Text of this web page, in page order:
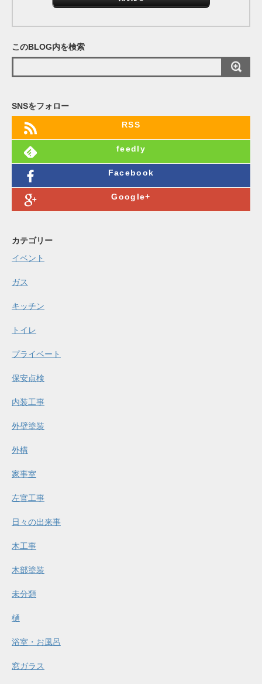
ス
このBLOG内を検索
SNSをフォロー
RSS
feedly
Facebook
Google+
カテゴリー
イベント
ガス
キッチン
トイレ
プライベート
保安点検
内装工事
外壁塗装
外構
家事室
左官工事
日々の出来事
木工事
木部塗装
未分類
樋
浴室・お風呂
窓ガラス